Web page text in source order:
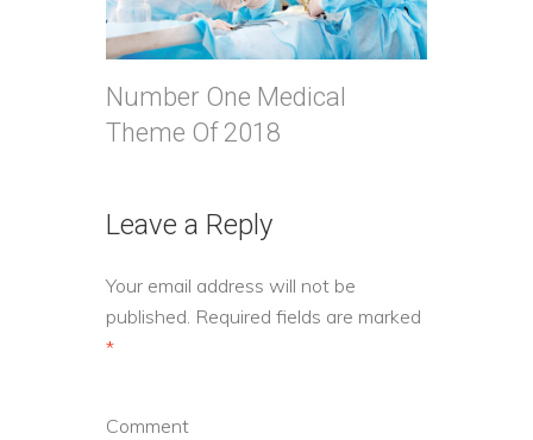
Number One Medical
Theme Of 2018
Leave a Reply
Your email address will not be
published. Required fields are marked
*
Comment